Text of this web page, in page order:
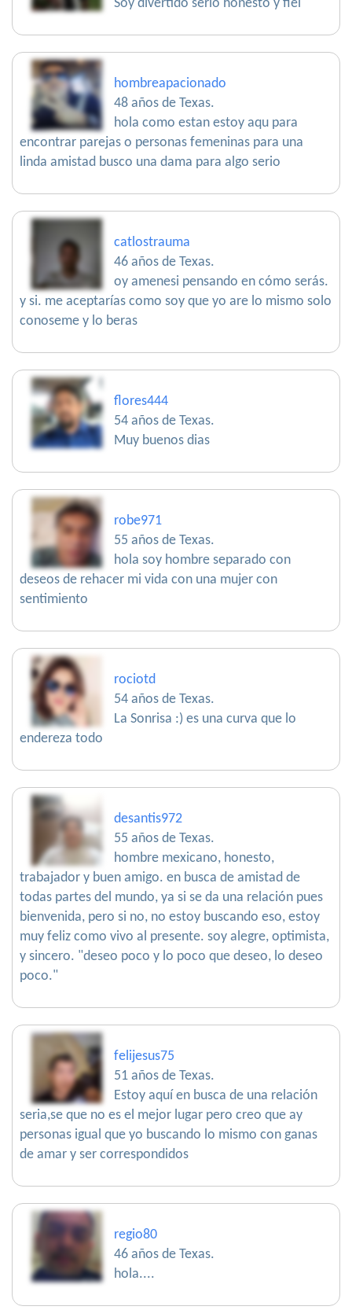
Soy divertido serio honesto y fiel
hombreapacionado
48 años de Texas.
hola como estan estoy aqu para
encontrar parejas o personas femeninas para una
linda amistad busco una dama para algo serio
catlostrauma
46 años de Texas.
oy amenesi pensando en cómo serás.
y si. me aceptarías como soy que yo are lo mismo solo
conoseme y lo beras
flores444
54 años de Texas.
Muy buenos dias
robe971
55 años de Texas.
hola soy hombre separado con
deseos de rehacer mi vida con una mujer con
sentimiento
rociotd
54 años de Texas.
La Sonrisa :) es una curva que lo
endereza todo
desantis972
55 años de Texas.
hombre mexicano, honesto,
trabajador y buen amigo. en busca de amistad de
todas partes del mundo, ya si se da una relación pues
bienvenida, pero si no, no estoy buscando eso, estoy
muy feliz como vivo al presente. soy alegre, optimista,
y sincero. "deseo poco y lo poco que deseo, lo deseo
poco."
felijesus75
51 años de Texas.
Estoy aquí en busca de una relación
seria,se que no es el mejor lugar pero creo que ay
personas igual que yo buscando lo mismo con ganas
de amar y ser correspondidos
regio80
46 años de Texas.
hola....